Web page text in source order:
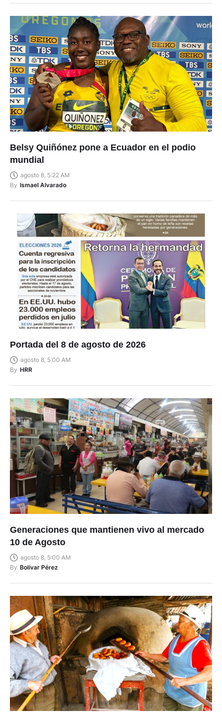
Belsy Quiñónez pone a Ecuador en el podio
mundial
agosto 8, 5:22 AM
By Ismael Alvarado
Portada del 8 de agosto de 2026
agosto 8, 5:00 AM
By HRR
Generaciones que mantienen vivo al mercado
10 de Agosto
agosto 8, 5:00 AM
By Bolívar Pérez